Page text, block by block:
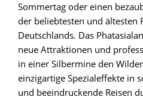
Sommertag oder einen
der beliebtesten und ältesten
Deutschlands. Das
neue Attraktionen und
in einer Silbermine den
einzigartige Spezialeffekte in
und beeindruckende Reisen